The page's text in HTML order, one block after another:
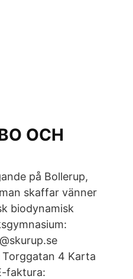
OCH
på Bollerup,
skaffar vänner
biodynamisk
4 Karta
faktura: